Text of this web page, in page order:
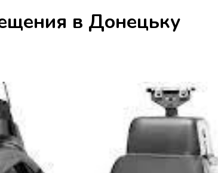
в Донецьку